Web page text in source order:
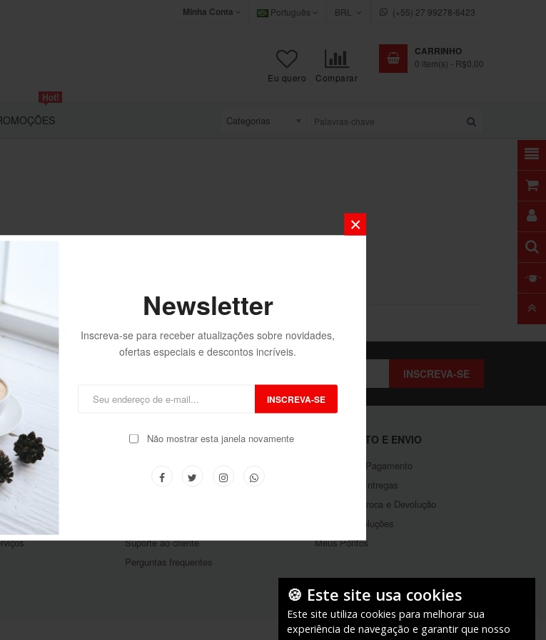
(+55) 27 99278-6423
Minha Conta Português
Eu quero Comparar
CARRINHO
0 item(s) - R$0,00
Categorias
Newsletter
Inscreva-se para receber atualizações sobre novidades,
ofertas especiais e descontos incríveis.
INSCREVA-SE
Não mostrar esta janela novamente
×
nesta categoria!
EXCLUSIVAS INSCREVA-SE
SERVIÇOS AO CLIENTE
Meus Pedidos
Suporte ao cliente
Perguntas frequentes
PAGAMENTO E ENVIO
Métodos de Pagamento
Política de Entregas
Política de Troca e Devolução
Minhas Devoluções
Meus Pontos
🍪 Este site usa cookies
Este site utiliza cookies para melhorar sua
experiência de navegação e garantir que nosso